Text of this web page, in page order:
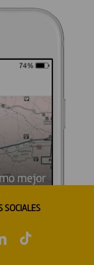
SOCIALES